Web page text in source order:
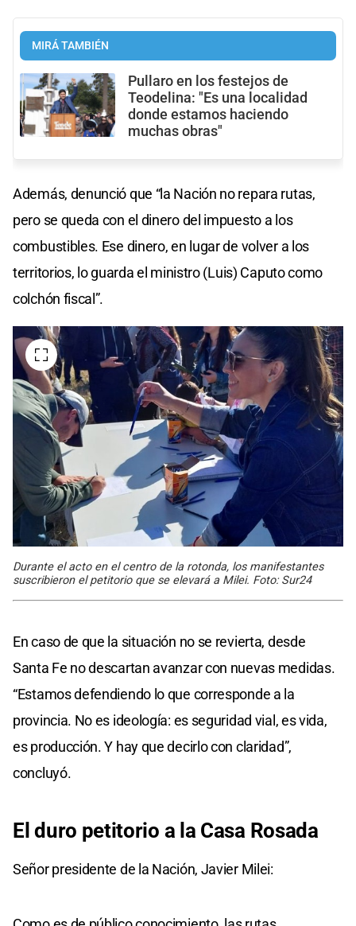
MIRÁ TAMBIÉN
Pullaro en los festejos de
Teodelina: "Es una localidad
donde estamos haciendo
muchas obras"
Además, denunció que “la Nación no repara rutas,
pero se queda con el dinero del impuesto a los
combustibles. Ese dinero, en lugar de volver a los
territorios, lo guarda el ministro (Luis) Caputo como
colchón fiscal”.
Durante el acto en el centro de la rotonda, los manifestantes
suscribieron el petitorio que se elevará a Milei. Foto: Sur24
En caso de que la situación no se revierta, desde
Santa Fe no descartan avanzar con nuevas medidas.
“Estamos defendiendo lo que corresponde a la
provincia. No es ideología: es seguridad vial, es vida,
es producción. Y hay que decirlo con claridad”,
concluyó.
El duro petitorio a la Casa Rosada
Señor presidente de la Nación, Javier Milei: